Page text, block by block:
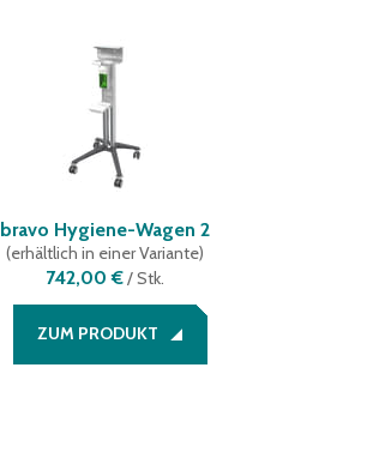
bravo Hygiene-Wagen 2
(erhältlich in einer Variante)
742,00 €/Stk.
ZUM PRODUKT